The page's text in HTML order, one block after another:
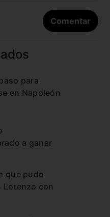
para
en Napoleón
a ganar
que pudo
Lorenzo con